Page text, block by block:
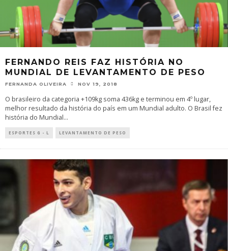
FERNANDO REIS FAZ HISTÓRIA NO
MUNDIAL DE LEVANTAMENTO DE PESO
FERNANDA OLIVEIRA NOV 19, 2018
O brasileiro da categoria +109kg soma 436kg e terminou em 4º lugar,
melhor resultado da história do país em um Mundial adulto. O Brasil fez
história do Mundial...
ESPORTES G - L LEVANTAMENTO DE PESO